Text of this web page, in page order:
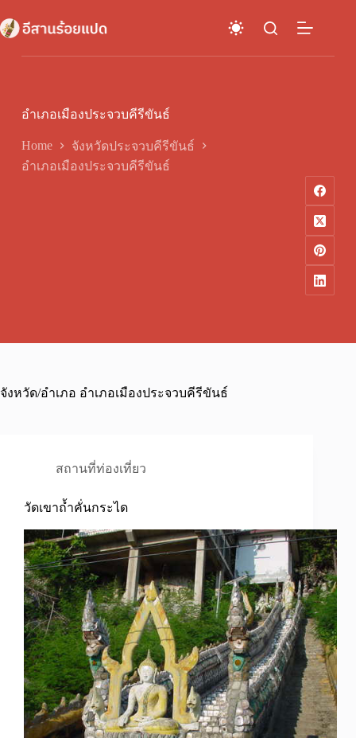
to
content
อำเภอเมืองประจวบคีรีขันธ์
Home
จังหวัดประจวบคีรีขันธ์
อำเภอเมืองประจวบคีรีขันธ์
จังหวัด/อำเภอ อำเภอเมืองประจวบคีรีขันธ์
สถานที่ท่องเที่ยว
วัดเขาถ้ำคั่นกระได